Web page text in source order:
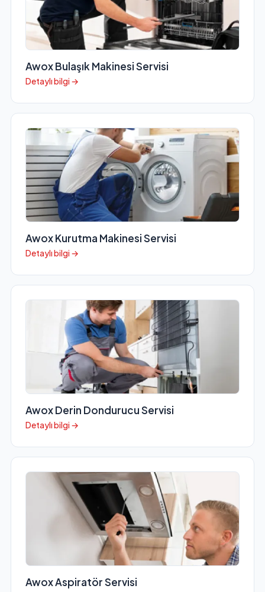
Awox Bulaşık Makinesi Servisi
Detaylı bilgi →
Awox Kurutma Makinesi Servisi
Detaylı bilgi →
Awox Derin Dondurucu Servisi
Detaylı bilgi →
Awox Aspiratör Servisi